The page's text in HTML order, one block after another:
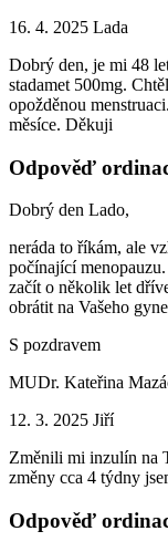
16. 4. 2025 Lada
Dobrý den, je mi 48
stadamet 500mg.
opožděnou
měsíce. Děkuji
Odpověď
Dobrý den Lado,
neráda to říkám, ale
počínající
začít o několik let
obrátit na Vašeho
S pozdravem
MUDr. Kateřina
12. 3. 2025 Jiří
Změnili mi inzulín na
změny cca 4 týdny
Odpověď